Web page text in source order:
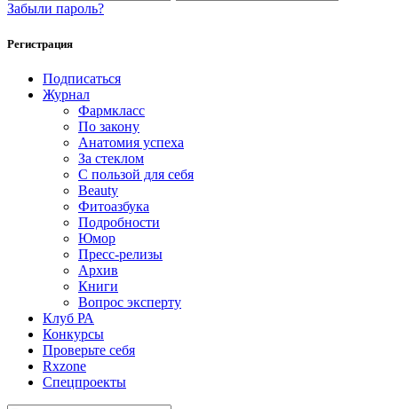
Забыли пароль?
Регистрация
Подписаться
Журнал
Фармкласс
По закону
Анатомия успеха
За стеклом
С пользой для себя
Beauty
Фитоазбука
Подробности
Юмор
Пресс-релизы
Архив
Книги
Вопрос эксперту
Клуб РА
Конкурсы
Проверьте себя
Rxzone
Спецпроекты